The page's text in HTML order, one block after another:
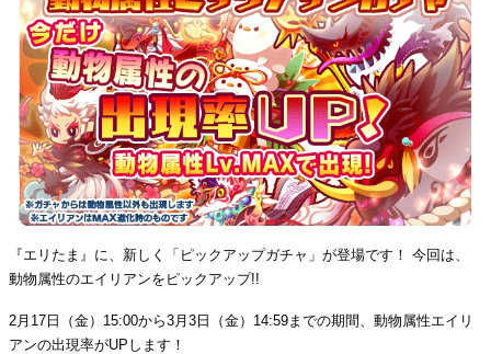
『エリたま』に、新しく「ピックアップガチャ」が登場です！ 今回は、
動物属性のエイリアンをピックアップ!!
2月17日（金）15:00から3月3日（金）14:59までの期間、動物属性エイリ
アンの出現率がUPします！